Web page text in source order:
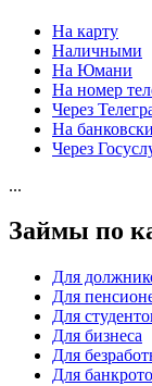
На карту
Наличными
На Юмани
На номер
Через
На
Через
...
Займы по
Для
Для
Для
Для бизнеса
Для
Для